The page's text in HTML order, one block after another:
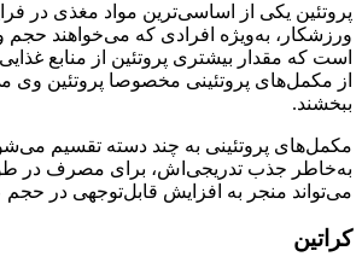
پروتئین یکی از اساسی‌ترین مواد مغذی در
ورزشکار، به‌ویژه افرادی که می‌خواهند حجم
است که مقدار بیشتری پروتئین از منابع
از مکمل‌های پروتئینی مخصوصا پروتئین وی
ببخشند.
مکمل‌های پروتئینی به چند دسته تقسیم
به‌خاطر جذب تدریجی‌اش، برای مصرف در
می‌تواند منجر به افزایش قابل‌توجهی در حجم
کراتین